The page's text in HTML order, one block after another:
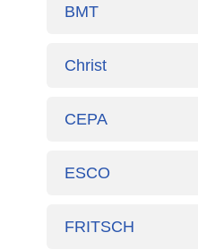
BMT
Christ
CEPA
ESCO
FRITSCH